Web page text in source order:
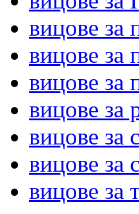
вицове за
вицове за
вицове за
вицове за
вицове за
вицове за
вицове за